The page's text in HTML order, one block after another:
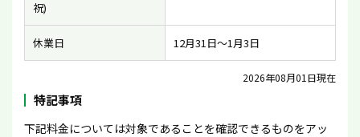
祝)
休業日 12月31日〜1月3日
2026年08月01日現在
特記事項
下記料金については対象であることを確認できるものをアッ